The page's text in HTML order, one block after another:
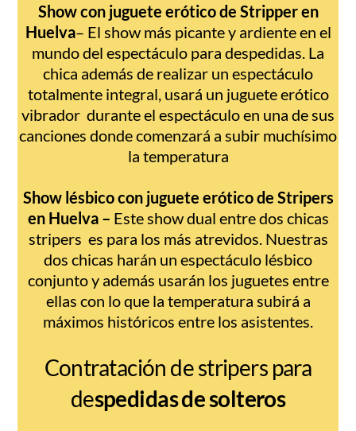
Show con juguete erótico de Stripper en
Huelva– El show más picante y ardiente en el
mundo del espectáculo para despedidas. La
chica además de realizar un espectáculo
totalmente integral, usará un juguete erótico
vibrador durante el espectáculo en una de sus
canciones donde comenzará a subir muchísimo
la temperatura
Show lésbico con juguete erótico de Stripers
en Huelva – Este show dual entre dos chicas
stripers es para los más atrevidos. Nuestras
dos chicas harán un espectáculo lésbico
conjunto y además usarán los juguetes entre
ellas con lo que la temperatura subirá a
máximos históricos entre los asistentes.
Contratación de stripers para
despedidas de solteros